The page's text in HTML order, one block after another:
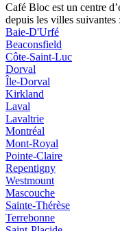
Café Bloc est un centre
depuis les villes suivantes :
Baie-D'Urfé
Beaconsfield
Côte-Saint-Luc
Dorval
Île-Dorval
Kirkland
Laval
Lavaltrie
Montréal
Mont-Royal
Pointe-Claire
Repentigny
Westmount
Mascouche
Sainte-Thérèse
Terrebonne